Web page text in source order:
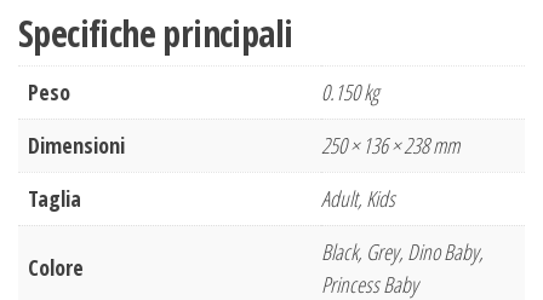
Specifiche principali
Peso
0.150 kg
Dimensioni
250 × 136 × 238 mm
Taglia
Adult, Kids
Colore
Black, Grey, Dino Baby,
Princess Baby